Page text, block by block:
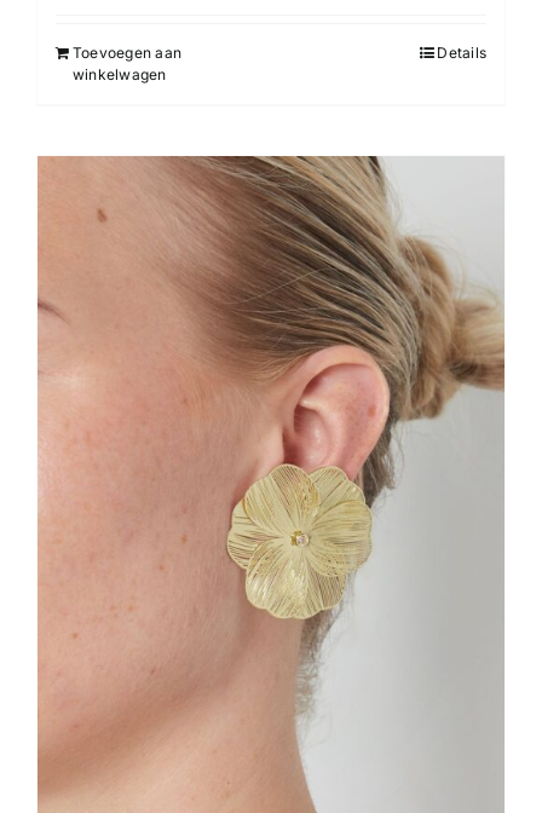
Toevoegen aan
winkelwagen
Details